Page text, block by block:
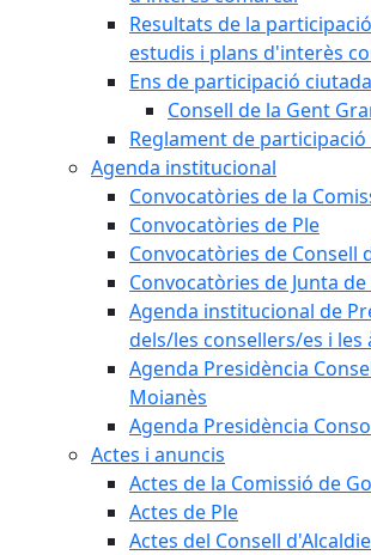
Resultats de la
estudis i plans d'interès
Ens de participació
Consell de la Gent
Reglament de
Agenda institucional
Convocatòries de la
Convocatòries de Ple
Convocatòries de Consell
Convocatòries de Junta
Agenda institucional de
dels/les consellers/es i les
Agenda Presidència
Moianès
Agenda Presidència
Actes i anuncis
Actes de la Comissió de
Actes de Ple
Actes del Consell